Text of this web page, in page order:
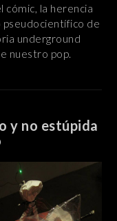
la herencia
pseudocientífico de
underground
nuestro pop.
y no estúpida